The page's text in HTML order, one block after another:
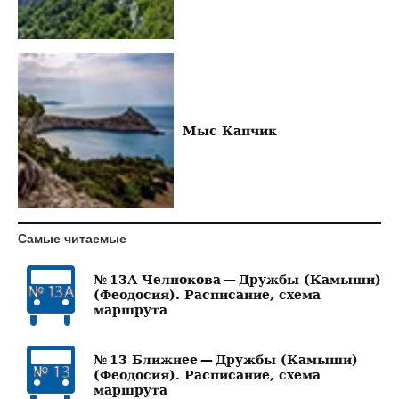
Мыс Капчик
Самые читаемые
№ 13А Челнокова — Дружбы (Камыши)
(Феодосия). Расписание, схема
маршрута
№ 13 Ближнее — Дружбы (Камыши)
(Феодосия). Расписание, схема
маршрута